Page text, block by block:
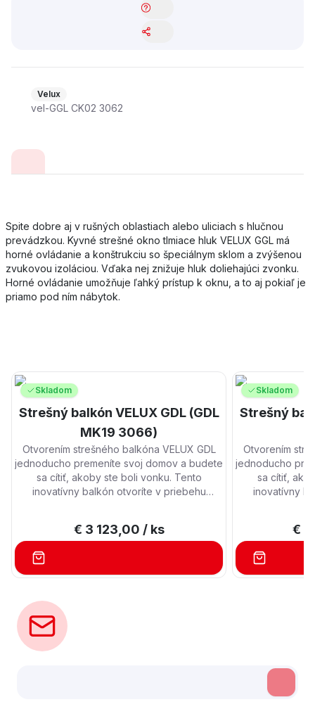
Velux
vel-GGL CK02 3062
Spite dobre aj v rušných oblastiach alebo uliciach s hlučnou
prevádzkou. Kyvné strešné okno tlmiace hluk VELUX GGL má
horné ovládanie a konštrukciu so špeciálnym sklom a zvýšenou
zvukovou izoláciou. Vďaka nej znižuje hluk doliehajúci zvonku.
Horné ovládanie umožňuje ľahký prístup k oknu, a to aj pokiaľ je
priamo pod ním nábytok.
Skladom
Strešný balkón VELUX GDL (GDL
MK19 3066)
Otvorením strešného balkóna VELUX GDL
jednoducho premeníte svoj domov a budete
sa cítiť, akoby ste boli vonku. Tento
inovatívny balkón otvoríte v priebehu
čerstvého vzduchu.
€ 3 123,00 / ks
Skladom
Strešný
Otvorením
jednoducho
sa cítiť,
inovatívny
€